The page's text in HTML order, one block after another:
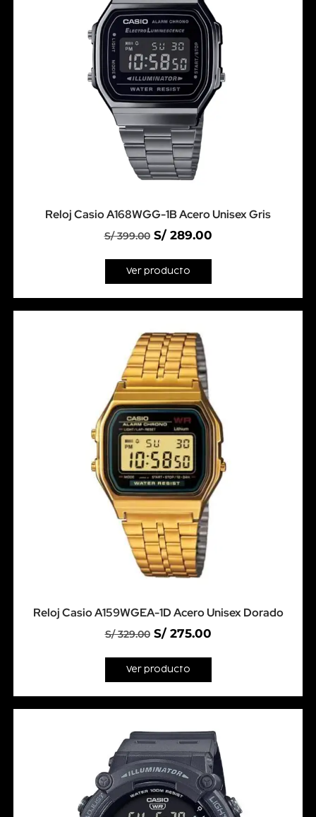
Reloj Casio A168WGG-1B Acero Unisex Gris
S/399.00 S/289.00
Ver producto
Reloj Casio A159WGEA-1D Acero Unisex Dorado
S/329.00 S/275.00
Ver producto